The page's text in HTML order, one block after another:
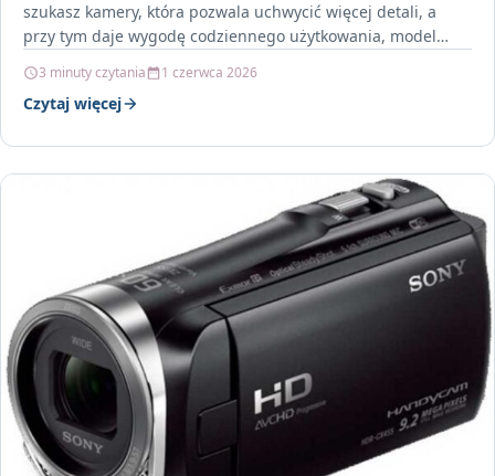
szukasz kamery, która pozwala uchwycić więcej detali, a
przy tym daje wygodę codziennego użytkowania, model
3 minuty czytania 1 czerwca 2026
Czytaj więcej